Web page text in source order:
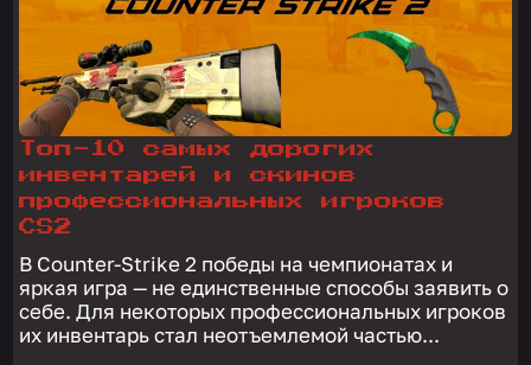
Топ-10 самых дорогих
инвентарей и скинов
профессиональных игроков
CS2
В Counter-Strike 2 победы на чемпионатах и
яркая игра — не единственные способы заявить о
себе. Для некоторых профессиональных игроков
их инвентарь стал неотъемлемой частью...